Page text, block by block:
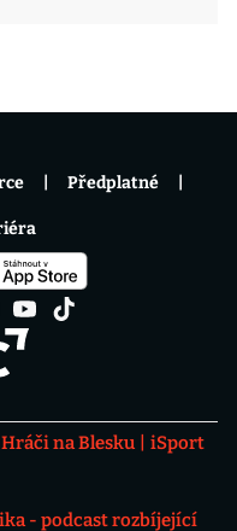
Hráči na Blesku
iSport
- podcast rozbíjející
Předplatné